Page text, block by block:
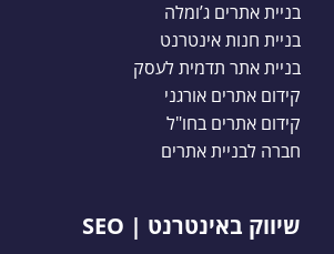
בניית אתרים ג’ומלה
בניית חנות אינטרנט
בניית אתר תדמית לעסק
קידום אתרים אורגני
קידום אתרים בחו"ל
חברה לבניית אתרים
שיווק באינטרנט | SEO